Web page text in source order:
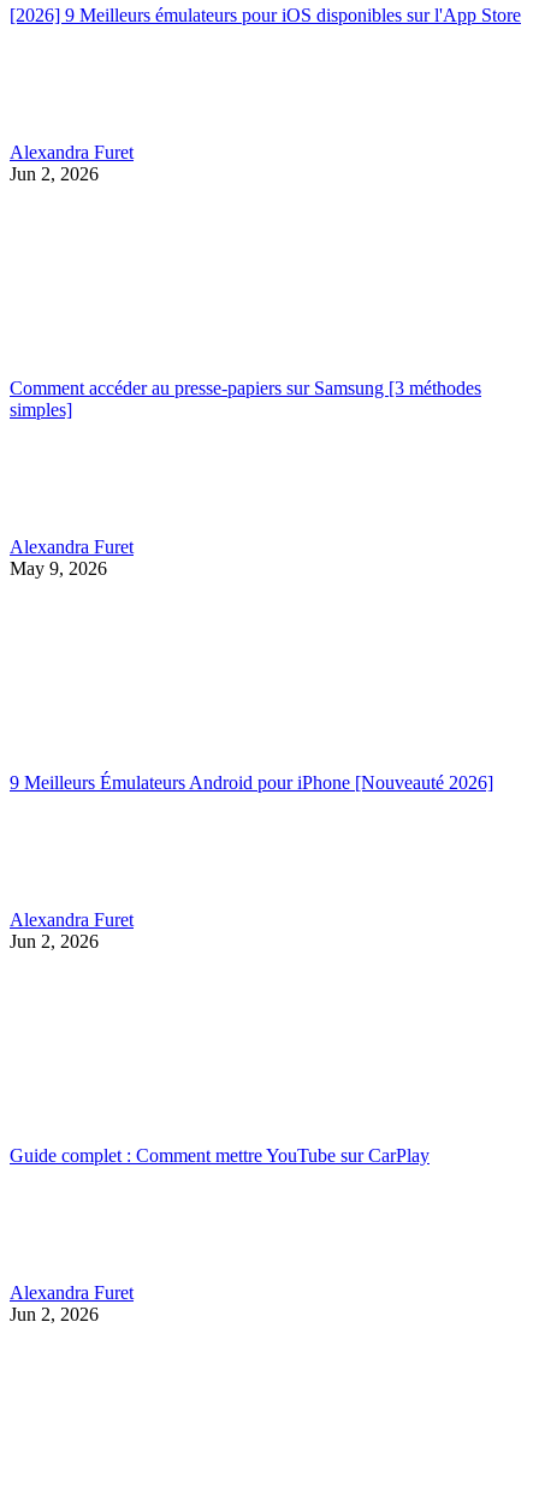
[2026] 9 Meilleurs émulateurs pour iOS disponibles sur l'App Store
Alexandra Furet
Jun 2, 2026
Comment accéder au presse-papiers sur Samsung [3 méthodes
simples]
Alexandra Furet
May 9, 2026
9 Meilleurs Émulateurs Android pour iPhone [Nouveauté 2026]
Alexandra Furet
Jun 2, 2026
Guide complet : Comment mettre YouTube sur CarPlay
Alexandra Furet
Jun 2, 2026